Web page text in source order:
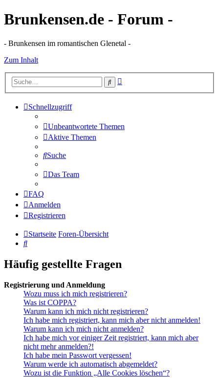
Brunkensen.de - Forum -
- Brunkensen im romantischen Glenetal -
Zum Inhalt
Suche
Schnellzugriff
Unbeantwortete Themen
Aktive Themen
Suche
Das Team
FAQ
Anmelden
Registrieren
Startseite Foren-Übersicht
Suche
Häufig gestellte Fragen
Registrierung und Anmeldung
Wozu muss ich mich registrieren?
Was ist COPPA?
Warum kann ich mich nicht registrieren?
Ich habe mich registriert, kann mich aber nicht anmelden!
Warum kann ich mich nicht anmelden?
Ich habe mich vor einiger Zeit registriert, kann mich aber
nicht mehr anmelden?!
Ich habe mein Passwort vergessen!
Warum werde ich automatisch abgemeldet?
Wozu ist die Funktion „Alle Cookies löschen“?